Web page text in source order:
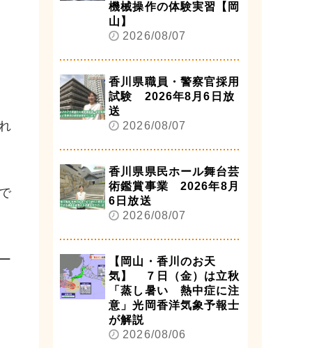
機械操作の体験実習【岡
山】
2026/08/07
香川県職員・警察官採用
試験 2026年8月6日放
送
2026/08/07
香川県県民ホール舞台芸
術鑑賞事業 2026年8月
6日放送
2026/08/07
【岡山・香川のお天
気】 ７日（金）は立秋
「蒸し暑い 熱中症に注
意」光岡香洋気象予報士
が解説
2026/08/06